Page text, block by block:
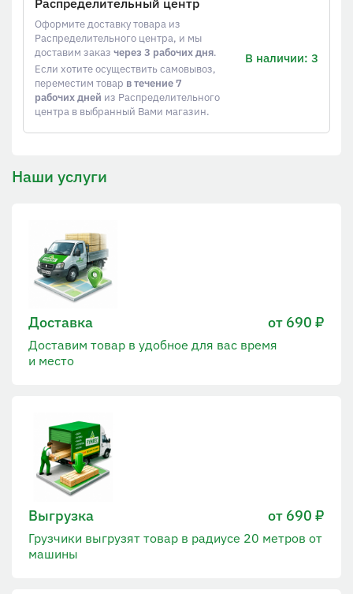
Оформите доставку товара из
Распределительного центра, и мы
доставим заказ через 3 рабочих дня.
Если хотите осуществить самовывоз,
переместим товар в течение 7
рабочих дней из Распределительного
центра в выбранный Вами магазин.
В наличии: 3
Наши услуги
Доставка от 690 ₽
Доставим товар в удобное для вас время
и место
Выгрузка от 690 ₽
Грузчики выгрузят товар в радиусе 20 метров от
машины